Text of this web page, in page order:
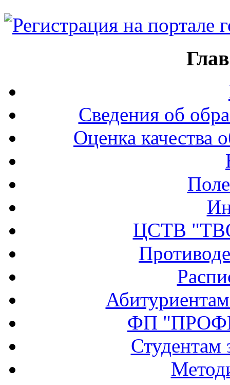
Сведения об
Оценка качества
ЦСТВ
ФП
Студентам